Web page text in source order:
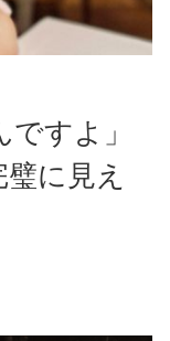
すよ」
に見え